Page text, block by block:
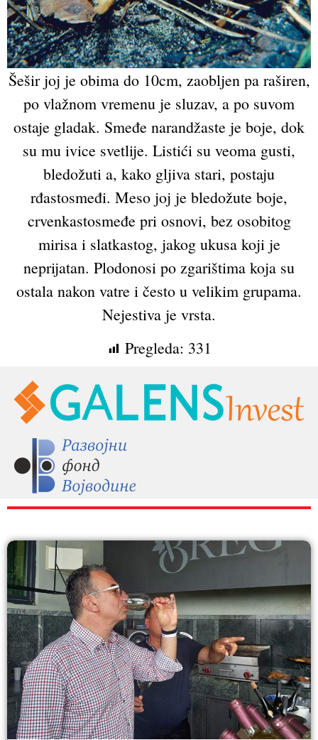
Šešir joj je obima do 10cm, zaobljen pa raširen,
po vlažnom vremenu je sluzav, a po suvom
ostaje gladak. Smeđe narandžaste je boje, dok
su mu ivice svetlije. Listići su veoma gusti,
bledožuti a, kako gljiva stari, postaju
rđastosmeđi. Meso joj je bledožute boje,
crvenkastosmeđe pri osnovi, bez osobitog
mirisa i slatkastog, jakog ukusa koji je
neprijatan. Plodonosi po zgarištima koja su
ostala nakon vatre i često u velikim grupama.
Nejestiva je vrsta.
Pregleda: 331
RAZNO